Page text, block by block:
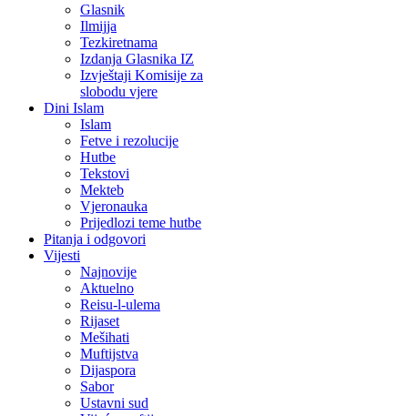
Glasnik
Ilmijja
Tezkiretnama
Izdanja Glasnika IZ
Izvještaji Komisije za
slobodu vjere
Dini Islam
Islam
Fetve i rezolucije
Hutbe
Tekstovi
Mekteb
Vjeronauka
Prijedlozi teme hutbe
Pitanja i odgovori
Vijesti
Najnovije
Aktuelno
Reisu-l-ulema
Rijaset
Mešihati
Muftijstva
Dijaspora
Sabor
Ustavni sud